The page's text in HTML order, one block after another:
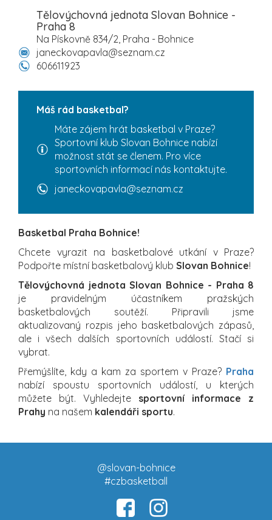
Tělovýchovná jednota Slovan Bohnice -
Praha 8
Na Pískovně 834/2, Praha - Bohnice
janeckovapavla@seznam.cz
606611923
Máš rád basketbal?
Máte zájem hrát basketbal v Praze?
Sportovní klub Slovan Bohnice nabízí
možnost stát se členem. Pro více
sportovních informací nás kontaktujte.
janeckovapavla@seznam.cz
Basketbal Praha Bohnice!
Chcete vyrazit na basketbalové utkání v Praze?
Podpořte místní basketbalový klub Slovan Bohnice!
Tělovýchovná jednota Slovan Bohnice - Praha 8
je pravidelným účastníkem pražských
basketbalových soutěží. Připravili jsme
aktualizovaný rozpis jeho basketbalových zápasů,
ale i všech dalších sportovních událostí. Stačí si
vybrat.
Přemýšlíte, kdy a kam za sportem v Praze? Praha
nabízí spoustu sportovních událostí, u kterých
můžete být. Vyhledejte sportovní informace z
Prahy na našem kalendáři sportu.
@slovan-bohnice
#czbasketball